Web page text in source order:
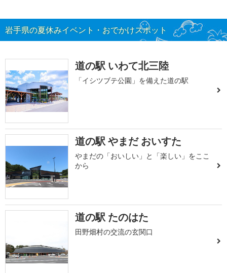
岩手県の夏休みイベント・おでかけスポット
道の駅 いわて北三陸
「イシツブテ公園」を備えた道の駅
道の駅 やまだ おいすた
やまだの「おいしい」と「楽しい」をここ
から
道の駅 たのはた
田野畑村の交流の玄関口